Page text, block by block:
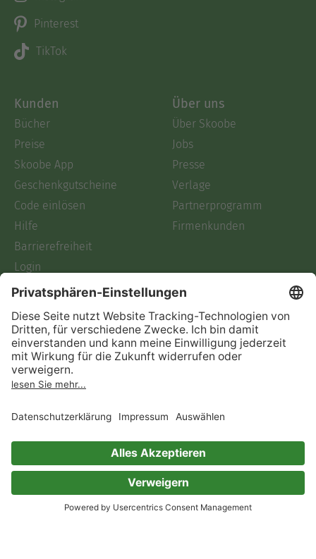
Pinterest
TikTok
Kunden
Bücher
Preise
Skoobe App
Geschenkgutscheine
Code einlösen
Hilfe
Barrierefreiheit
Login
Skoobe liest
Über uns
Über Skoobe
Jobs
Presse
Verlage
Partnerprogramm
Firmenkunden
Rechtliches
Datenschutz
AGB
Informationen nach Data
Act